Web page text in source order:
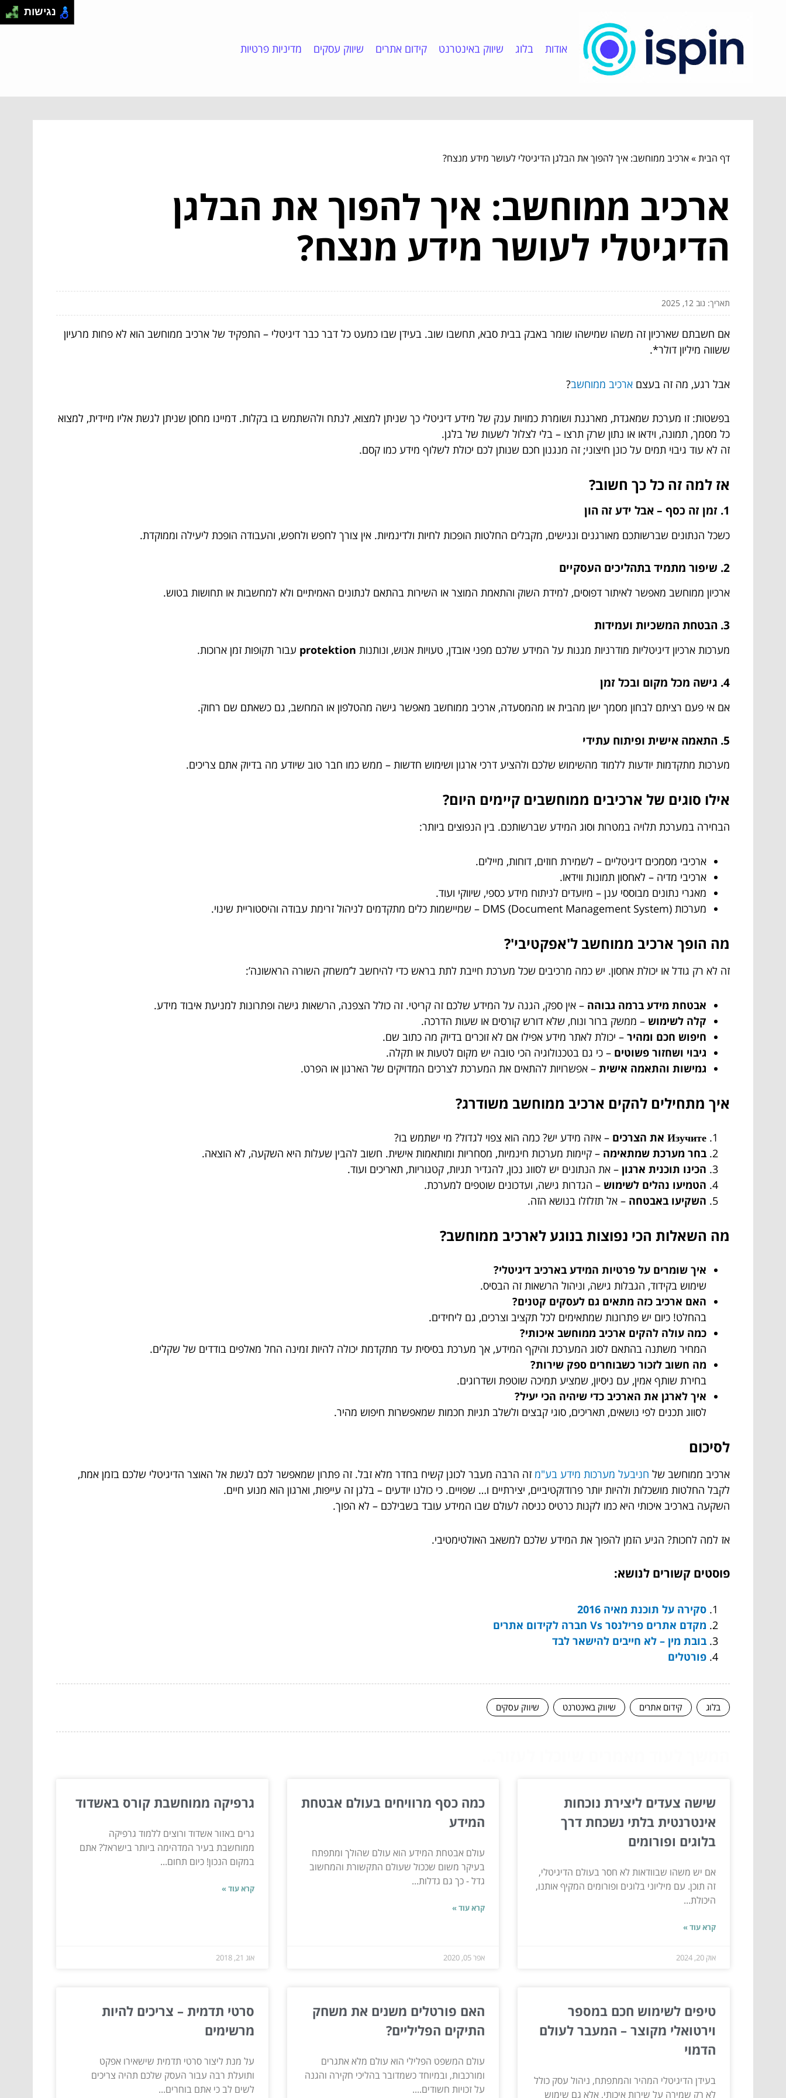
אודות בלוג שיווק באינטרנט קידום אתרים שיווק עסקים מדיניות פרטיות
דף הבית»ארכיב ממוחשב: איך להפוך את הבלגן הדיגיטלי לעושר מידע מנצח?
ארכיב ממוחשב: איך להפוך את הבלגן
הדיגיטלי לעושר מידע מנצח?
תאריך: נוב 12, 2025
אם חשבתם שארכיון זה משהו שמישהו שומר באבק בבית סבא, תחשבו שוב. בעידן שבו כמעט כל דבר כבר דיגיטלי – התפקיד של ארכיב ממוחשב הוא לא פחות מרעיון
ששווה מיליון דולר*.
אבל רגע, מה זה בעצם ארכיב ממוחשב?
בפשטות: זו מערכת שמאגדת, מארגנת ושומרת כמויות ענק של מידע דיגיטלי כך שניתן למצוא, לנתח ולהשתמש בו בקלות. דמיינו מחסן שניתן לגשת אליו מיידית, למצוא
כל מסמך, תמונה, וידאו או נתון שרק תרצו – בלי לצלול לשעות של בלגן.
זה לא עוד גיבוי תמים על כונן חיצוני; זה מנגנון חכם שנותן לכם יכולת לשלוף מידע כמו קסם.
אז למה זה כל כך חשוב?
1. זמן זה כסף – אבל ידע זה הון
כשכל הנתונים שברשותכם מאורגנים ונגישים, מקבלים החלטות הופכות לחיות ולדינמיות. אין צורך לחפש ולחפש, והעבודה הופכת ליעילה וממוקדת.
2. שיפור מתמיד בתהליכים העסקיים
ארכיון ממוחשב מאפשר לאיתור דפוסים, למידת השוק והתאמת המוצר או השירות בהתאם לנתונים האמיתיים ולא למחשבות או תחושות בטוש.
3. הבטחת המשכיות ועמידות
מערכות ארכיון דיגיטליות מודרניות מגנות על המידע שלכם מפני אובדן, טעויות אנוש, ונותנות protektion עבור תקופות זמן ארוכות.
4. גישה מכל מקום ובכל זמן
אם אי פעם רציתם לבחון מסמך ישן מהבית או מהמסעדה, ארכיב ממוחשב מאפשר גישה מהטלפון או המחשב, גם כשאתם שם רחוק.
5. התאמה אישית ופיתוח עתידי
מערכות מתקדמות יודעות ללמוד מהשימוש שלכם ולהציע דרכי ארגון ושימוש חדשות – ממש כמו חבר טוב שיודע מה בדיוק אתם צריכים.
אילו סוגים של ארכיבים ממוחשבים קיימים היום?
הבחירה במערכת תלויה במטרות וסוג המידע שברשותכם. בין הנפוצים ביותר:
ארכיבי מסמכים דיגיטליים – לשמירת חוזים, דוחות, מיילים.
ארכיבי מדיה – לאחסון תמונות ווידאו.
מאגרי נתונים מבוססי ענן – מיועדים לניתוח מידע כספי, שיווקי ועוד.
מערכות DMS (Document Management System) – שמיישמות כלים מתקדמים לניהול זרימת עבודה והיסטוריית שינוי.
מה הופך ארכיב ממוחשב ל'אפקטיבי'?
זה לא רק גודל או יכולת אחסון. יש כמה מרכיבים שכל מערכת חייבת לתת בראש כדי להיחשב ל’משחק השורה הראשונה’:
אבטחת מידע ברמה גבוהה – אין ספק, הגנה על המידע שלכם זה קריטי. זה כולל הצפנה, הרשאות גישה ופתרונות למניעת איבוד מידע.
קלה לשימוש – ממשק ברור ונוח, שלא דורש קורסים או שעות הדרכה.
חיפוש חכם ומהיר – יכולת לאתר מידע אפילו אם לא זוכרים בדיוק מה כתוב שם.
גיבוי ושחזור פשוטים – כי גם בטכנולוגיה הכי טובה יש מקום לטעות או תקלה.
גמישות והתאמה אישית – אפשרויות להתאים את המערכת לצרכים המדויקים של הארגון או הפרט.
איך מתחילים להקים ארכיב ממוחשב משודרג?
Изучите את הצרכים
– איזה מידע יש? כמה הוא צפוי לגדול? מי ישתמש בו?
בחר מערכת שמתאימה – קיימות מערכות חינמיות, מסחריות ומותאמות אישית. חשוב להבין שעלות היא השקעה, לא הוצאה.
הכינו תוכנית ארגון – את הנתונים יש לסווג נכון, להגדיר תגיות, קטגוריות, תאריכים ועוד.
הטמיעו נהלים לשימוש – הגדרות גישה, ועדכונים שוטפים למערכת.
השקיעו באבטחה – אל תזלזלו בנושא הזה.
מה השאלות הכי נפוצות בנוגע לארכיב ממוחשב?
איך שומרים על פרטיות המידע בארכיב דיגיטלי?
שימוש בקידוד, הגבלות גישה, וניהול הרשאות זה הבסיס.
האם ארכיב כזה מתאים גם לעסקים קטנים?
בהחלט! כיום יש פתרונות שמתאימים לכל תקציב וצרכים, גם ליחידים.
כמה עולה להקים ארכיב ממוחשב איכותי?
המחיר משתנה בהתאם לסוג המערכת והיקף המידע, אך מערכת בסיסית עד מתקדמת יכולה להיות זמינה החל מאלפים בודדים של שקלים.
מה חשוב לזכור כשבוחרים ספק שירות?
בחירת שותף אמין, עם ניסיון, שמציע תמיכה שוטפת ושדרוגים.
איך לארגן את הארכיב כדי שיהיה הכי יעיל?
לסווג תכנים לפי נושאים, תאריכים, סוגי קבצים ולשלב תגיות חכמות שמאפשרות חיפוש מהיר.
לסיכום
ארכיב ממוחשב של חניבעל מערכות מידע בע"מ זה הרבה מעבר לכונן קשיח בחדר מלא זבל. זה פתרון שמאפשר לכם לגשת אל האוצר הדיגיטלי שלכם בזמן אמת,
לקבל החלטות מושכלות ולהיות יותר פרודוקטיביים, יצירתיים ו… שפויים. כי כולנו יודעים – בלגן זה עייפות, וארגון הוא מנוע חיים.
השקעה בארכיב איכותי היא כמו לקנות כרטיס כניסה לעולם שבו המידע עובד בשבילכם – לא הפוך.
אז למה לחכות? הגיע הזמן להפוך את המידע שלכם למשאב האולטימטיבי.
פוסטים קשורים לנושא:
סקירה על תוכנת מאיה 2016
מקדם אתרים פרילנסר Vs חברה לקידום אתרים
בובת מין – לא חייבים להישאר לבד
פורטלים
בלוג קידום אתרים שיווק באינטרנט שיווק עסקים
שישה צעדים ליצירת נוכחות
אינטרנטית בלתי נשכחת דרך
בלוגים ופורומים
אם יש משהו שבוודאות לא חסר בעולם הדיגיטלי,
זה תוכן. עם מיליוני בלוגים ופורומים המקיף אותנו,
היכולת...
קרא עוד »
אוק 20, 2024
כמה כסף מרוויחים בעולם אבטחת
המידע
עולם אבטחת המידע הוא עולם שהולך ומתפתח
בעיקר משום שככול שעולם התקשורת והמחשוב
גדל - כך גם גדלות...
קרא עוד »
אפר 05, 2020
גרפיקה ממוחשבת קורס באשדוד
גרים באזור אשדוד ורוצים ללמוד גרפיקה
ממוחשבת בעיר המדהימה ביותר בישראל? אתם
במקום הנכון! כיום תחום...
קרא עוד »
אוג 21, 2018
טיפים לשימוש חכם במספר
וירטואלי מקוצר – המעבר לעולם
הדמוי
בעידן הדיגיטלי המהיר והמתפתח, ניהול עסק כולל
לא רק שמירה על שירות איכותי, אלא גם שימוש
האם פורטלים משנים את משחק
התיקים הפליליים?
עולם המשפט הפלילי הוא עולם מלא אתגרים
ומורכבות, ובמיוחד כשמדובר בהליכי חקירה והגנה
על זכויות חשודים....
סרטי תדמית – צריכים להיות
מרשימים
על מנת ליצור סרטי תדמית שישאירו אפקט
ותועלת רבה עבור העסק שלכם תהיה צריכים
לשים לב כי אתם בוחרים...
נגישות